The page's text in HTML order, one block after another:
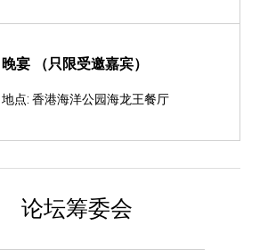
晚宴 （只限受邀嘉宾）
地点: 香港海洋公园海龙王餐厅
论坛筹委会